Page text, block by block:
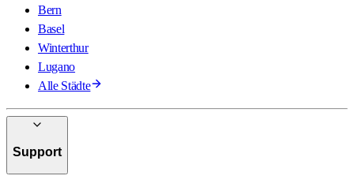
Bern
Basel
Winterthur
Lugano
Alle Städte
Support